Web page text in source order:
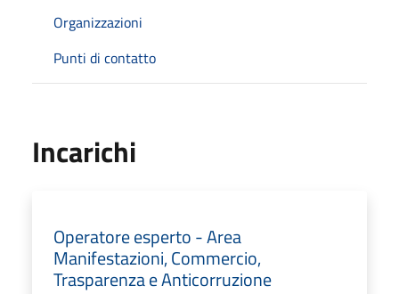
Organizzazioni
Punti di contatto
Incarichi
Operatore esperto - Area
Manifestazioni, Commercio,
Trasparenza e Anticorruzione